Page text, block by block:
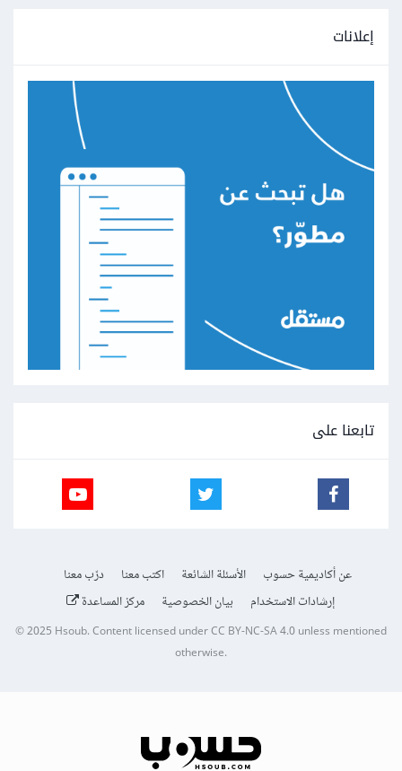
إعلانات
تابعنا على
عن أكاديمية حسوب الأسئلة الشائعة اكتب معنا
درّب معنا
إرشادات الاستخدام
بيان الخصوصية مركز المساعدة
© 2025Hsoub.Content licensed underCC BY-NC-SA 4.0unless mentioned
otherwise.